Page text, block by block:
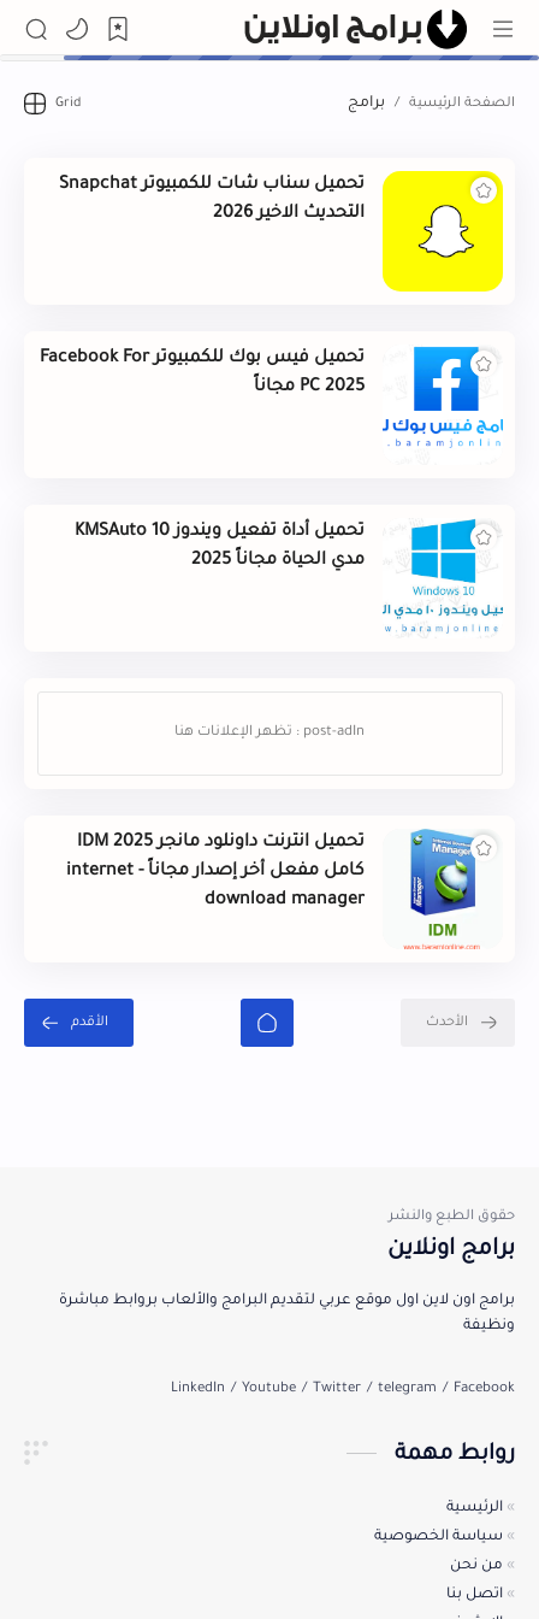
برامج
تحميل سناب شات للكمبيوتر Snapchat
التحديث الاخير 2026
تحميل فيس بوك للكمبيوتر Facebook For
PC 2025 مجاناً
تحميل أداة تفعيل ويندوز 10 KMSAuto
مدي الحياة مجاناً 2025
تحميل انترنت داونلود مانجر IDM 2025
كامل مفعل أخر إصدار مجاناً - internet
download manager
الأحدث
برامج اونلاين
برامج اون لاين اول موقع عربي لتقديم البرامج والألعاب بروابط مباشرة
ونظيفة
روابط مهمة
الرئيسية
سياسة الخصوصية
من نحن
اتصل بنا